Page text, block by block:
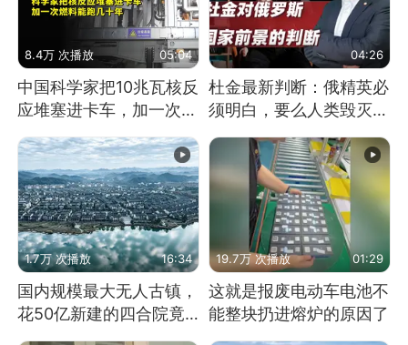
8.4万 次播放 05:04
中国科学家把10兆瓦核反
应堆塞进卡车，加一次燃
料能跑几十年
04:26
杜金最新判断：俄精英必
须明白，要么人类毁灭，
要么俄毁灭
1.7万 次播放 16:34
国内规模最大无人古镇，
花50亿新建的四合院竟
19.7万 次播放 01:29
这就是报废电动车电池不
能整块扔进熔炉的原因了